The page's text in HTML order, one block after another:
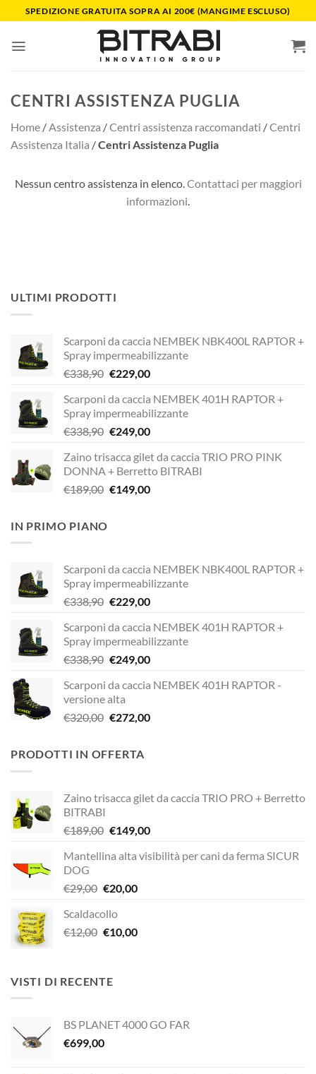
ai
contenuti
SPEDIZIONE GRATUITA SOPRA AI 200€ (MANGIME ESCLUSO)
CENTRI ASSISTENZA PUGLIA
Home /Assistenza /Centri assistenza raccomandati /Centri
Assistenza Italia /Centri Assistenza Puglia
Nessun centro assistenza in elenco.Contattaci per maggiori
informazioni.
ULTIMI PRODOTTI
Scarponi da caccia NEMBEK NBK400L RAPTOR +
Spray impermeabilizzante
€338,90 Il
originale
era:
€338,90.
€229,00Il
attuale
è:
€229,00.
Scarponi da caccia NEMBEK 401H RAPTOR +
Spray impermeabilizzante
€338,90 Il
originale
era:
€338,90.
€249,00Il
attuale
è:
€249,00.
Zaino trisacca gilet da caccia TRIO PRO PINK
DONNA + Berretto BITRABI
€189,00 Il
€149,00Il
IN PRIMO PIANO
Scarponi da caccia NEMBEK NBK400L RAPTOR +
Spray impermeabilizzante
€338,90 Il
originale
era:
€338,90.
€229,00Il
attuale
è:
€229,00.
Scarponi da caccia NEMBEK 401H RAPTOR +
Spray impermeabilizzante
€338,90 Il
originale
era:
€338,90.
€249,00Il
attuale
€249,00.
Scarponi da caccia NEMBEK 401H RAPTOR -
versione alta
€320,00 Il
era:
€272,00Il
PRODOTTI IN OFFERTA
Zaino trisacca gilet da caccia TRIO PRO + Berretto
BITRABI
€189,00 Il
originale
€189,00.
€149,00Il
attuale
Mantellina alta visibilità per cani da ferma SICUR
DOG
€29,00 Il
originale
era:
€20,00Il
è:
Scaldacollo
€12,00 Il
era:
€12,00.
€10,00Il
VISTI DI RECENTE
BS PLANET 4000 GO FAR
€699,00